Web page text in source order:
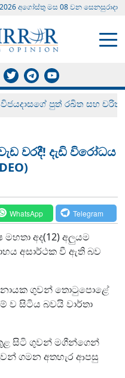
2026 අගෝස්‍තු මස 08 වන සෙනසුරාදා
විජයදාසගේ පුත් රඛිත සහ චරිත්
වරදී! දැඩි විරෝධය
WhatsApp Telegram
මහතා අද(12) අලුයම
අසාර්ථක වී ඇති බව
ගුවන් තොටුපොළේ
ව සිටිය බවයි වාර්තා
සිටි ගුවන් මගීන්ගෙන්
ගමන අතහැර ආපසු